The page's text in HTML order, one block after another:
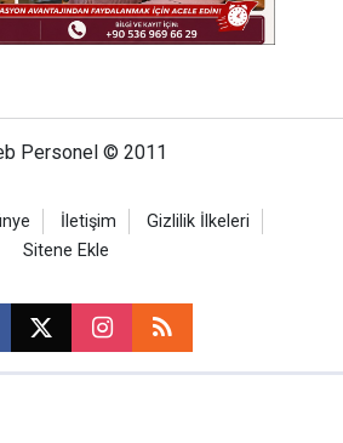
Personel © 2011
İletişim
Gizlilik İlkeleri
Sitene Ekle